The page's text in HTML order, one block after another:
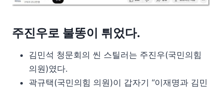
주진우로 불똥이 튀었다.
김민석 청문회의 씬 스틸러는 주진우(국민의힘
의원)였다.
곽규택(국민의힘 의원)이 갑자기 “이재명과 김민